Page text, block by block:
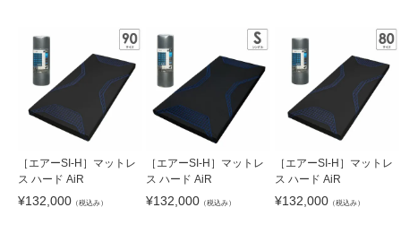
［エアーSI-H］マットレ
ス ハード AiR
¥132,000 （税込み）
［エアーSI-H］マットレ
ス ハード AiR
¥132,000 （税込み）
［エアーSI-H］マットレ
ス ハード AiR
¥132,000（税込み）